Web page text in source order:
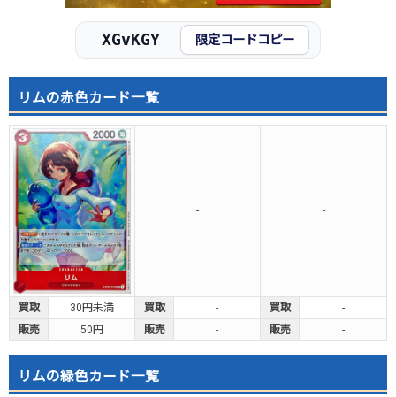
XGvKGY 限定コードコピー
リムの赤色カード一覧
- -
買取 30円未満 買取 - 買取
-
販売
50円 販売 - 販売 -
リムの緑色カード一覧